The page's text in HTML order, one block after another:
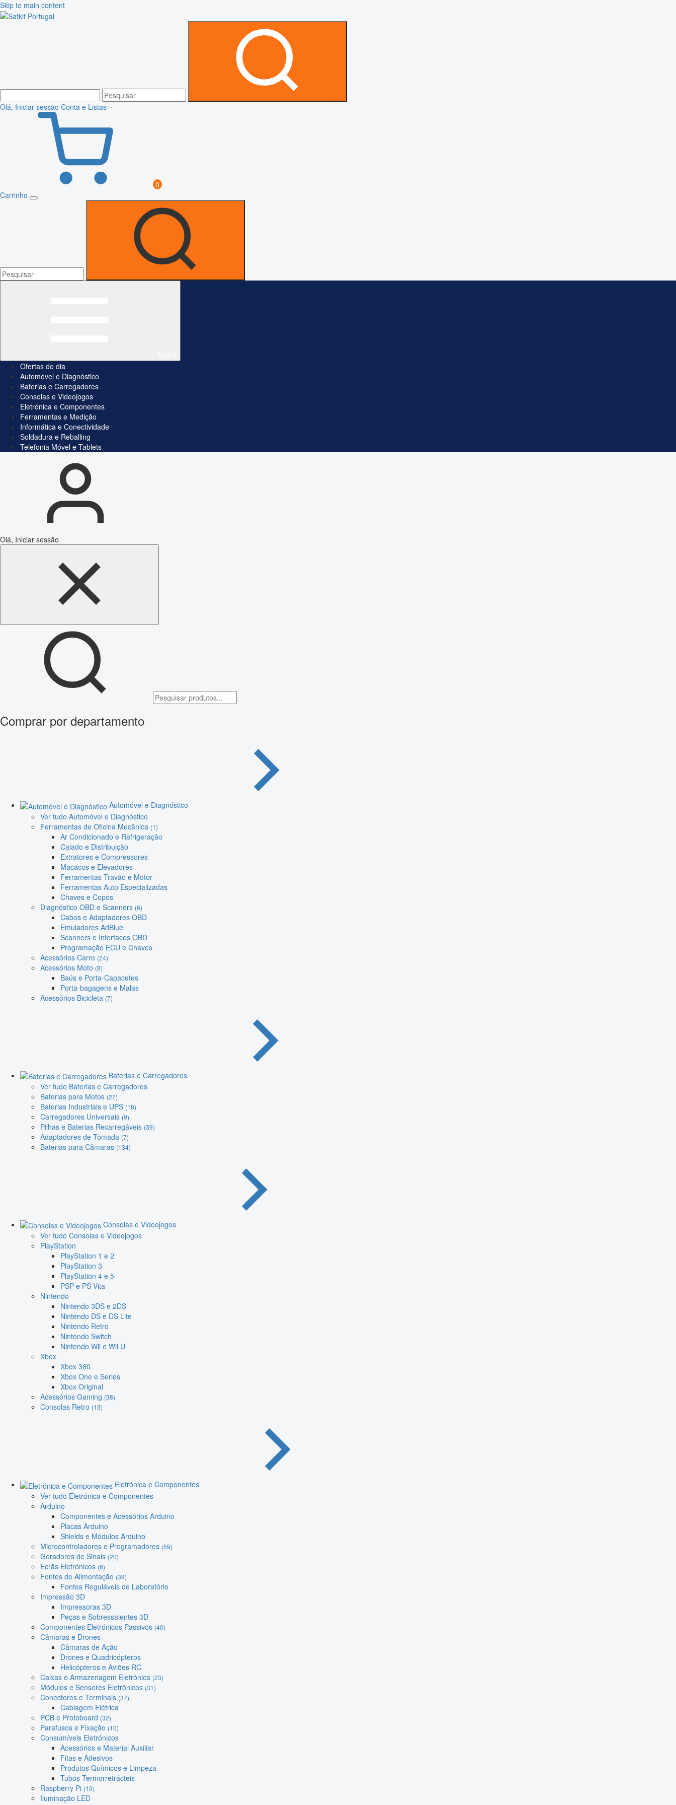
Skip to main content
Olá, Iniciar sessão Conta e Listas
0
Carrinho
Ofertas do dia
Automóvel e Diagnóstico
Baterias e Carregadores
Consolas e Videojogos
Eletrónica e Componentes
Ferramentas e Medição
Informática e Conectividade
Soldadura e Reballing
Telefonia Móvel e Tablets
Olá, Iniciar sessão
Comprar por departamento
Automóvel e Diagnóstico
Ver tudo Automóvel e Diagnóstico
Ferramentas de Oficina Mecânica (1)
Ar Condicionado e Refrigeração
Calado e Distribuição
Extratores e Compressores
Macacos e Elevadores
Ferramentas Travão e Motor
Ferramentas Auto Especializadas
Chaves e Copos
Diagnóstico OBD e Scanners (6)
Cabos e Adaptadores OBD
Emuladores AdBlue
Scanners e Interfaces OBD
Programação ECU e Chaves
Acessórios Carro (24)
Acessórios Moto (8)
Baús e Porta-Capacetes
Porta-bagagens e Malas
Acessórios Bicicleta (7)
Baterias e Carregadores
Ver tudo Baterias e Carregadores
Baterias para Motos (27)
Baterias Industriais e UPS (18)
Carregadores Universais (9)
Pilhas e Baterias Recarregáveis (39)
Adaptadores de Tomada (7)
Baterias para Câmaras (134)
Consolas e Videojogos
Ver tudo Consolas e Videojogos
PlayStation
PlayStation 1 e 2
PlayStation 3
PlayStation 4 e 5
PSP e PS Vita
Nintendo
Nintendo 3DS e 2DS
Nintendo DS e DS Lite
Nintendo Retro
Nintendo Switch
Nintendo Wii e Wii U
Xbox
Xbox 360
Xbox One e Series
Xbox Original
Acessórios Gaming (38)
Consolas Retro (13)
Eletrónica e Componentes
Ver tudo Eletrónica e Componentes
Arduino
Componentes e Acessórios Arduino
Placas Arduino
Shields e Módulos Arduino
Microcontroladores e Programadores (59)
Geradores de Sinais (20)
Ecrãs Eletrónicos (6)
Fontes de Alimentação (39)
Fontes Reguláveis de Laboratório
Impressão 3D
Impressoras 3D
Peças e Sobressalentes 3D
Componentes Eletrónicos Passivos (40)
Câmaras e Drones
Câmaras de Ação
Drones e Quadricópteros
Helicópteros e Aviões RC
Caixas e Armazenagem Eletrónica (23)
Módulos e Sensores Eletrónicos (31)
Conectores e Terminais (37)
Cablagem Elétrica
PCB e Protoboard (32)
Parafusos e Fixação (10)
Consumíveis Eletrónicos
Acessórios e Material Auxiliar
Fitas e Adesivos
Produtos Químicos e Limpeza
Tubos Termorretrácteis
Raspberry Pi (10)
Iluminação LED